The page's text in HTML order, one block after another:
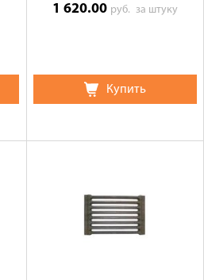
1 620.00 руб. за штуку
Купить